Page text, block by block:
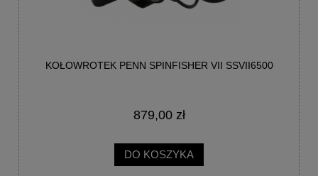
KOŁOWROTEK PENN SPINFISHER VII SSVII6500
879,00 zł
DO KOSZYKA